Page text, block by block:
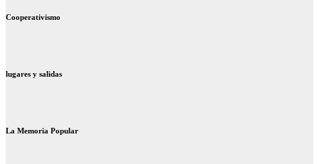
Cooperativismo
lugares y salidas
La Memoria Popular